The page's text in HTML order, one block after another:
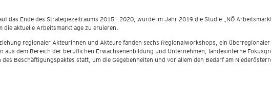
das Ende des Strategiezeitraums 2015 - 2020, wurde im Jahr 2019 die Studie „NÖ
die aktuelle Arbeitsmarktlage zu eruieren.
regionaler Akteurinnen und Akteure fanden sechs Regionalworkshops, ein
aus dem Bereich der beruflichen Erwachsenenbildung und Unternehmen, landesinterne
des Beschäftigungspaktes statt, um die Gegebenheiten und vor allem den Bedarf am